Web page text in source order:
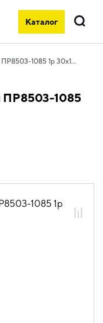
Каталог
Поиск
Пункт распределительный ПР8503-1085 1p 30х100А IEK
ПР8503-1085